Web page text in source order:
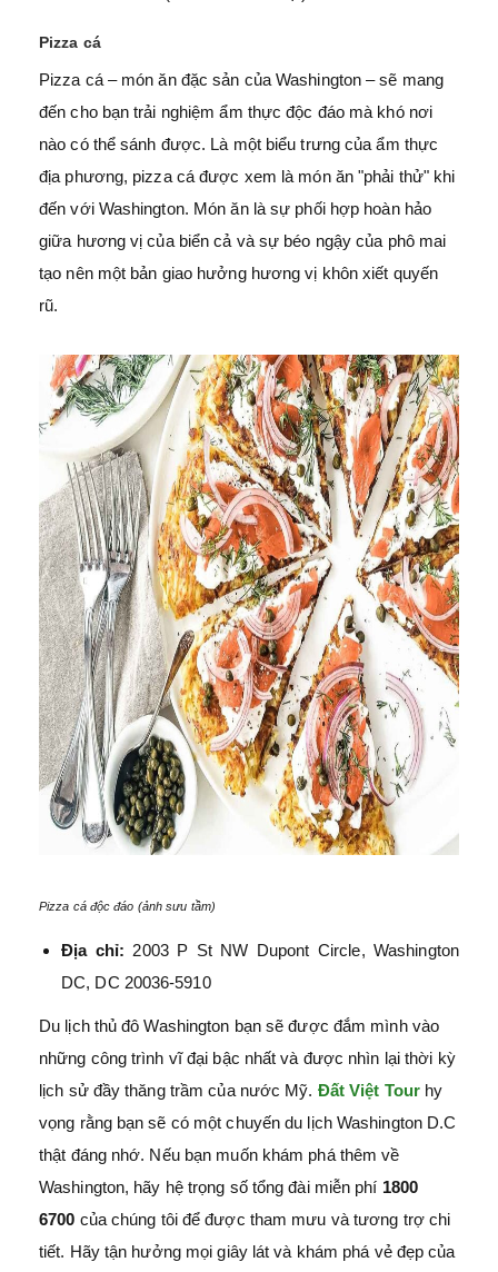
Pizza cá
Pizza cá – món ăn đặc sản của Washington – sẽ mang
đến cho bạn trải nghiệm ẩm thực độc đáo mà khó nơi
nào có thể sánh được. Là một biểu trưng của ẩm thực
địa phương, pizza cá được xem là món ăn "phải thử" khi
đến với Washington. Món ăn là sự phối hợp hoàn hảo
giữa hương vị của biển cả và sự béo ngậy của phô mai
tạo nên một bản giao hưởng hương vị khôn xiết quyến
rũ.
Pizza cá độc đáo (ảnh sưu tầm)
Địa chỉ: 2003 P St NW Dupont Circle, Washington
DC, DC 20036-5910
Du lịch thủ đô Washington bạn sẽ được đắm mình vào
những công trình vĩ đại bậc nhất và được nhìn lại thời kỳ
lịch sử đầy thăng trầm của nước Mỹ. Đất Việt Tour hy
vọng rằng bạn sẽ có một chuyến du lịch Washington D.C
thật đáng nhớ. Nếu bạn muốn khám phá thêm về
Washington, hãy hệ trọng số tổng đài miễn phí 1800
6700 của chúng tôi để được tham mưu và tương trợ chi
tiết. Hãy tận hưởng mọi giây lát và khám phá vẻ đẹp của